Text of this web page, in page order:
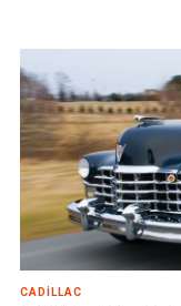
CADILLAC